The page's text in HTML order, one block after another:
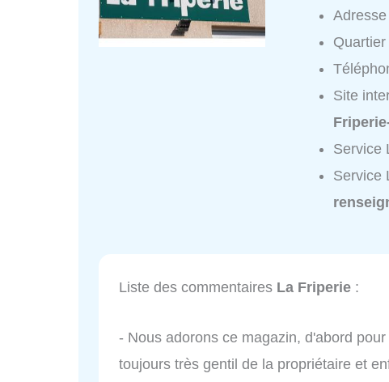
Quartier
Site
Service
Service
Liste des commentaires La Friperie :
- Nous adorons ce magazin, d'abord
toujours très gentil de la propriétaire et